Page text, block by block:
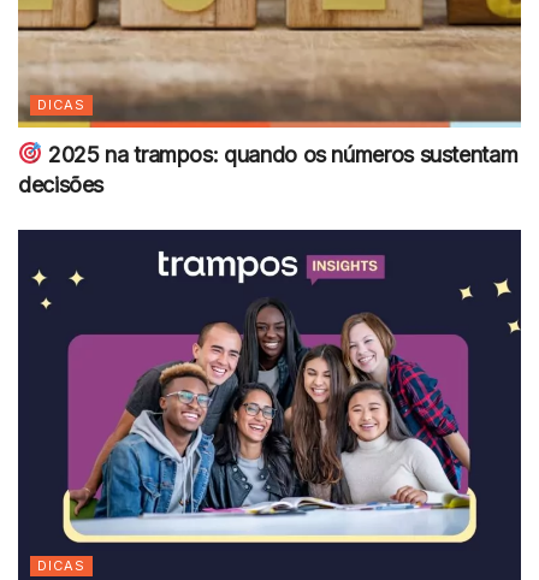
DICAS
2025 na trampos: quando os números sustentam
decisões
DICAS